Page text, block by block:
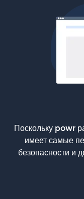
Поскольку powr
имеет самые
безопасности и